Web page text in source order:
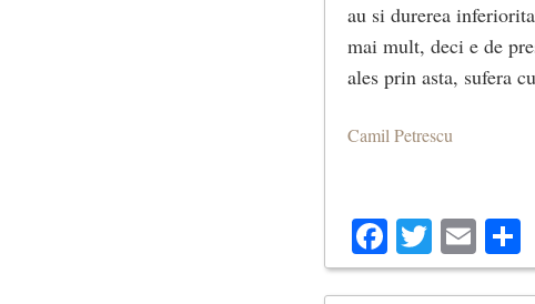
au si durerea
mai mult, deci e de
ales prin asta, sufera
Camil Petrescu
Facebook
Twitter